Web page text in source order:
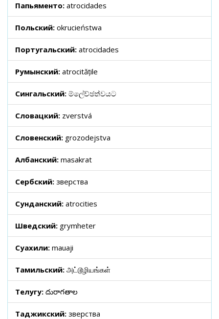
Папьяменто: atrocidades
Польский: okrucieństwa
Португальский: atrocidades
Румынский: atrocitățile
Сингальский: ම්ලේච්ඡත්වයට
Словацкий: zverstvá
Словенский: grozodejstva
Албанский: masakrat
Сербский: зверства
Сунданский: atrocities
Шведский: grymheter
Суахили: mauaji
Тамильский: அட்டூழியங்கள்
Телугу: దురాగతాల
Таджикский: зверства